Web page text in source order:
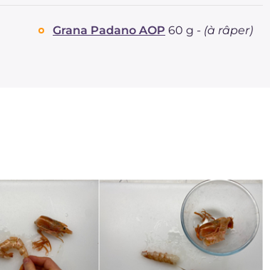
Grana Padano AOP 60 g - (à râper)